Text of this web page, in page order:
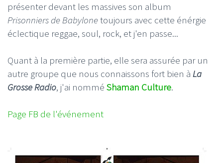
présenter devant les massives son album
Prisonniers de Babylonetoujours avec cette énérgie
éclectique reggae, soul, rock, et j'en passe...
Quant à la première partie, elle sera assurée par un
autre groupe que nous connaissons fort bien à La
Grosse Radio, j'ai nommé Shaman Culture.
Page FB de l'événement